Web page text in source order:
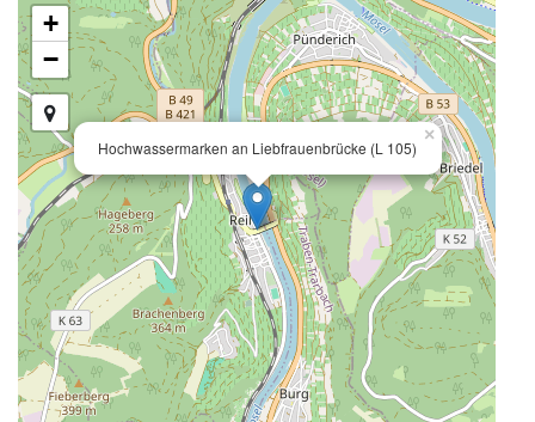
Hochwassermarken an Liebfrauenbrücke (L 105)
×
+
−